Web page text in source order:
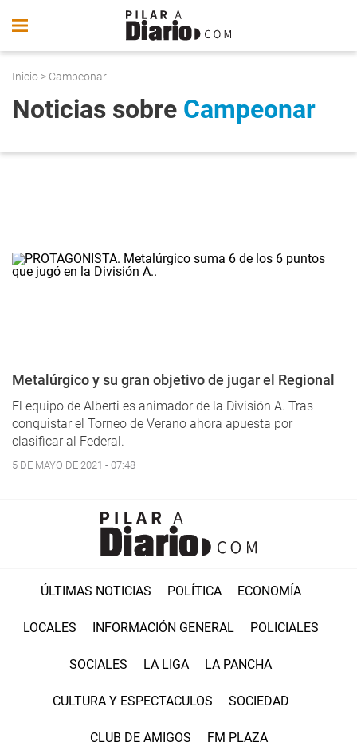
Inicio > Campeonar
Noticias sobre Campeonar
Metalúrgico y su gran objetivo de jugar el Regional
El equipo de Alberti es animador de la División A. Tras
conquistar el Torneo de Verano ahora apuesta por
clasificar al Federal.
5 DE MAYO DE 2021 - 07:48
ÚLTIMAS NOTICIAS POLÍTICA ECONOMÍA
LOCALES INFORMACIÓN GENERAL POLICIALES
SOCIALES LA LIGA LA PANCHA
CULTURA Y ESPECTACULOS SOCIEDAD
CLUB DE AMIGOS FM PLAZA